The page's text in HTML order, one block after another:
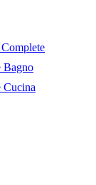
Bagno
Cucina